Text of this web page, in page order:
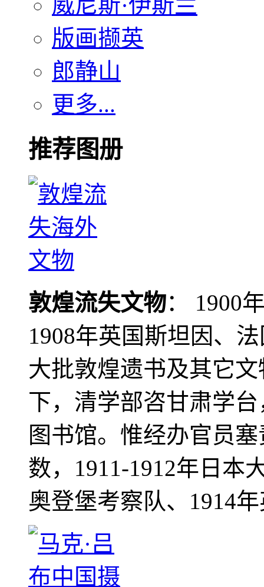
版画撷英
郎静山
更多...
推荐图册
敦煌流失文物： 1900
1908年英国斯坦因、
大批敦煌遗书及其它
下，清学部咨甘肃学
图书馆。惟经办官员
数，1911-1912年日本
奥登堡考察队、1914